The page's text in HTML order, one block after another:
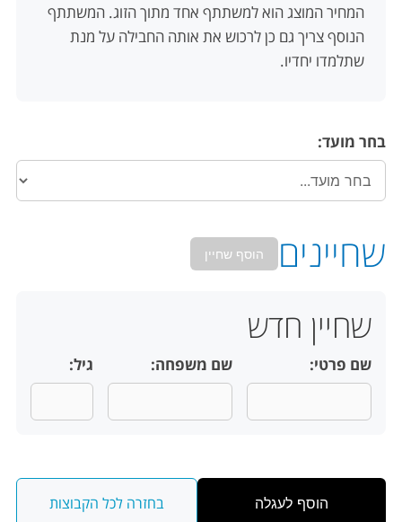
המחיר המוצג הוא למשתתף אחד מתוך הזוג. המשתתף
הנוסף צריך גם כן לרכוש את אותה החבילה על מנת
שתלמדו יחדיו.
בחר מועד:
שחיינים הוסף שחיין
שחיין חדש
שם פרטי: שם משפחה: גיל:
הוסף לעגלה בחזרה לכל הקבוצות